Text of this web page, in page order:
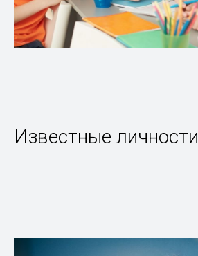
Известные личности